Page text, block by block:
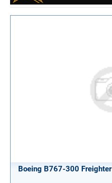
Boeing B767-300 Freighter